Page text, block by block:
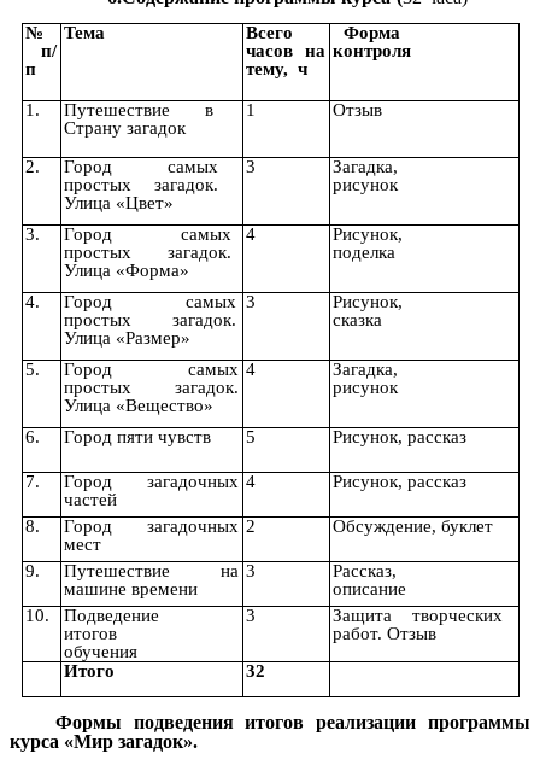
№
п/
п
Тема
Всего
часов на
тему, ч
Форма
контроля
1.
Путешествие в
Страну загадок
1 Отзыв
2.
Город самых
простых загадок.
Улица «Цвет»
3
Загадка,
рисунок
3.
Город самых
простых загадок.
Улица «Форма»
4
Рисунок,
поделка
4.
Город самых
простых загадок.
Улица «Размер»
3
Рисунок,
сказка
5.
Город самых
простых загадок.
Улица «Вещество»
4
Загадка,
рисунок
6. Город пяти чувств 5 Рисунок, рассказ
7.
Город загадочных
частей
4 Рисунок, рассказ
8.
Город загадочных
мест
2 Обсуждение, буклет
9.
Путешествие на
машине времени
3
Рассказ,
описание
10.
Подведение
итогов
обучения
3
Защита творческих
работ. Отзыв
Итого
32
Формы подведения итогов реализации программы
курса «Мир загадок».